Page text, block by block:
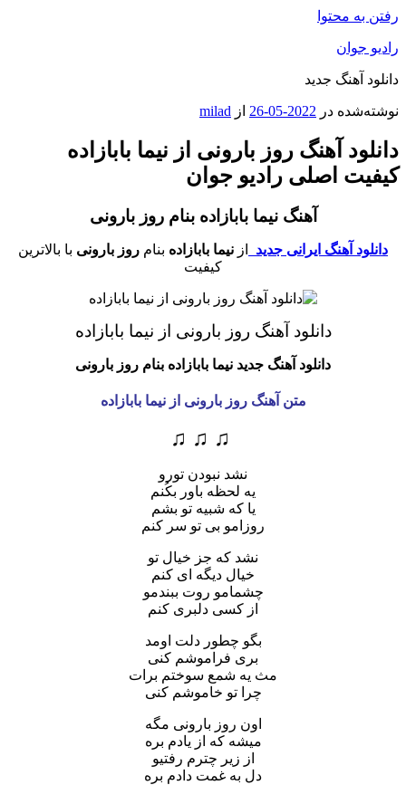
رفتن به محتوا
رادیو جوان
دانلود آهنگ جدید
نوشته‌شده در 2022-05-26 از milad
دانلود آهنگ روز بارونی از نیما بابازاده
کیفیت اصلی رادیو جوان
آهنگ نیما بابازاده بنام روز بارونی
دانلود آهنگ ایرانی جدید از نیما بابازاده بنام روز بارونی با بالاترین
کیفیت
دانلود آهنگ روز بارونی از نیما بابازاده
دانلود آهنگ جدید نیما بابازاده بنام روز بارونی
متن آهنگ روز بارونی از نیما بابازاده
♫ ♫ ♫
نشد نبودن تورو
یه لحظه باور بکُنم
یا که شبیه تو بشم
روزامو بی تو سر کنم
نشد که جز خیال تو
خیال دیگه ای کنم
چشمامو روت ببندمو
از کسی دلبری کنم
بگو چطور دلت اومد
بری فراموشم کنی
مث یه شمع سوختم برات
چرا تو خاموشم کنی
اون روز بارونی مگه
میشه که از یادم بره
از زیر چترم رفتیو
دل به غمت دادم بره